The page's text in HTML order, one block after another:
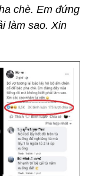
chè. Em đứng
làm sao. Xin